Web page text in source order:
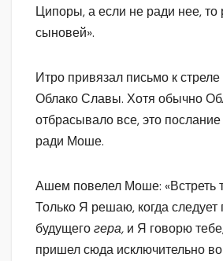
Ципоры, а если не ради нее, то
сыновей».
Итро привязал письмо к
Облако Славы. Хотя обычно
отбрасывало все, это
ради Моше.
Ашем повелел Моше: «Встреть
Только Я решаю, когда следует
будущегогера, и Я говорю
пришел сюда исключительно